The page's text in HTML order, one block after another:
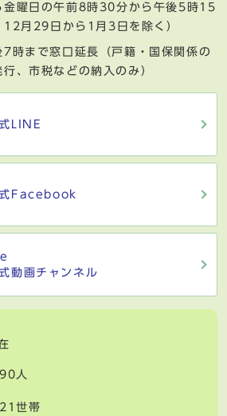
曜日の午前8時30分から午後5時15
12月29日から1月3日を除く）
7時まで窓口延長（戸籍・国保関係の
、市税などの納入のみ）
LINE
Facebook
動画チャンネル
人
世帯